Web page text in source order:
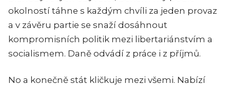
okolností táhne s každým chvíli za jeden provaz
a v závěru partie se snaží dosáhnout
kompromisních politik mezi libertariánstvím a
socialismem. Daně odvádí z práce i z příjmů.
No a konečně stát kličkuje mezi všemi. Nabízí